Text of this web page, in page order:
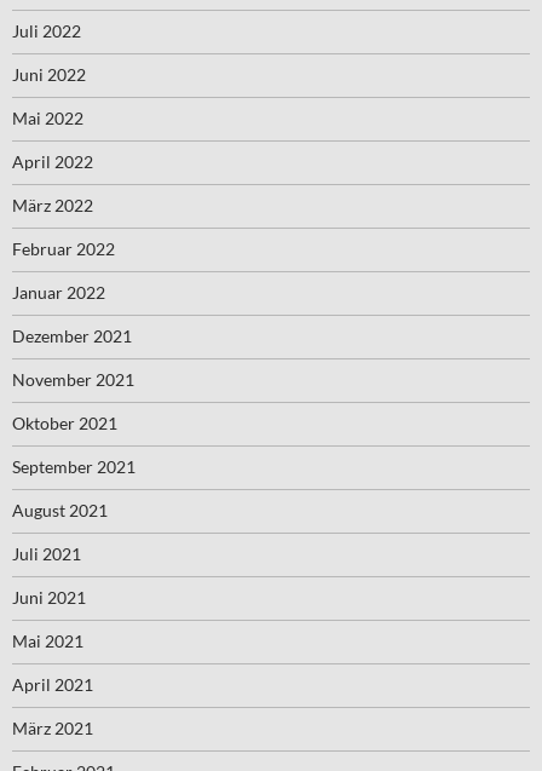
Juli 2022
Juni 2022
Mai 2022
April 2022
März 2022
Februar 2022
Januar 2022
Dezember 2021
November 2021
Oktober 2021
September 2021
August 2021
Juli 2021
Juni 2021
Mai 2021
April 2021
März 2021